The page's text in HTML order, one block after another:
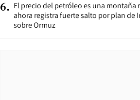
6. El precio del petróleo es una montaña
ahora registra fuerte salto por plan de
sobre Ormuz